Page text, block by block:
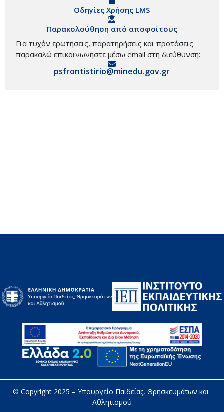
Οδηγίες Χρήσης LMS
Παρακολούθηση από αποφοίτους
Για τυχόν ερωτήσεις, παρατηρήσεις και προτάσεις
παρακαλώ επικοινωνήστε μέσω email στη διεύθυνση:
psfrontistirio@minedu.gov.gr
© Copyright 2025 – Υπουργείο Παιδείας, Θρησκευμάτων και
Αθλητισμού